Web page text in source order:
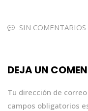
e
o
k
tets
p
e
SIN COMENTARIOS
DEJA UN
Tu dirección de
campos obligatorios